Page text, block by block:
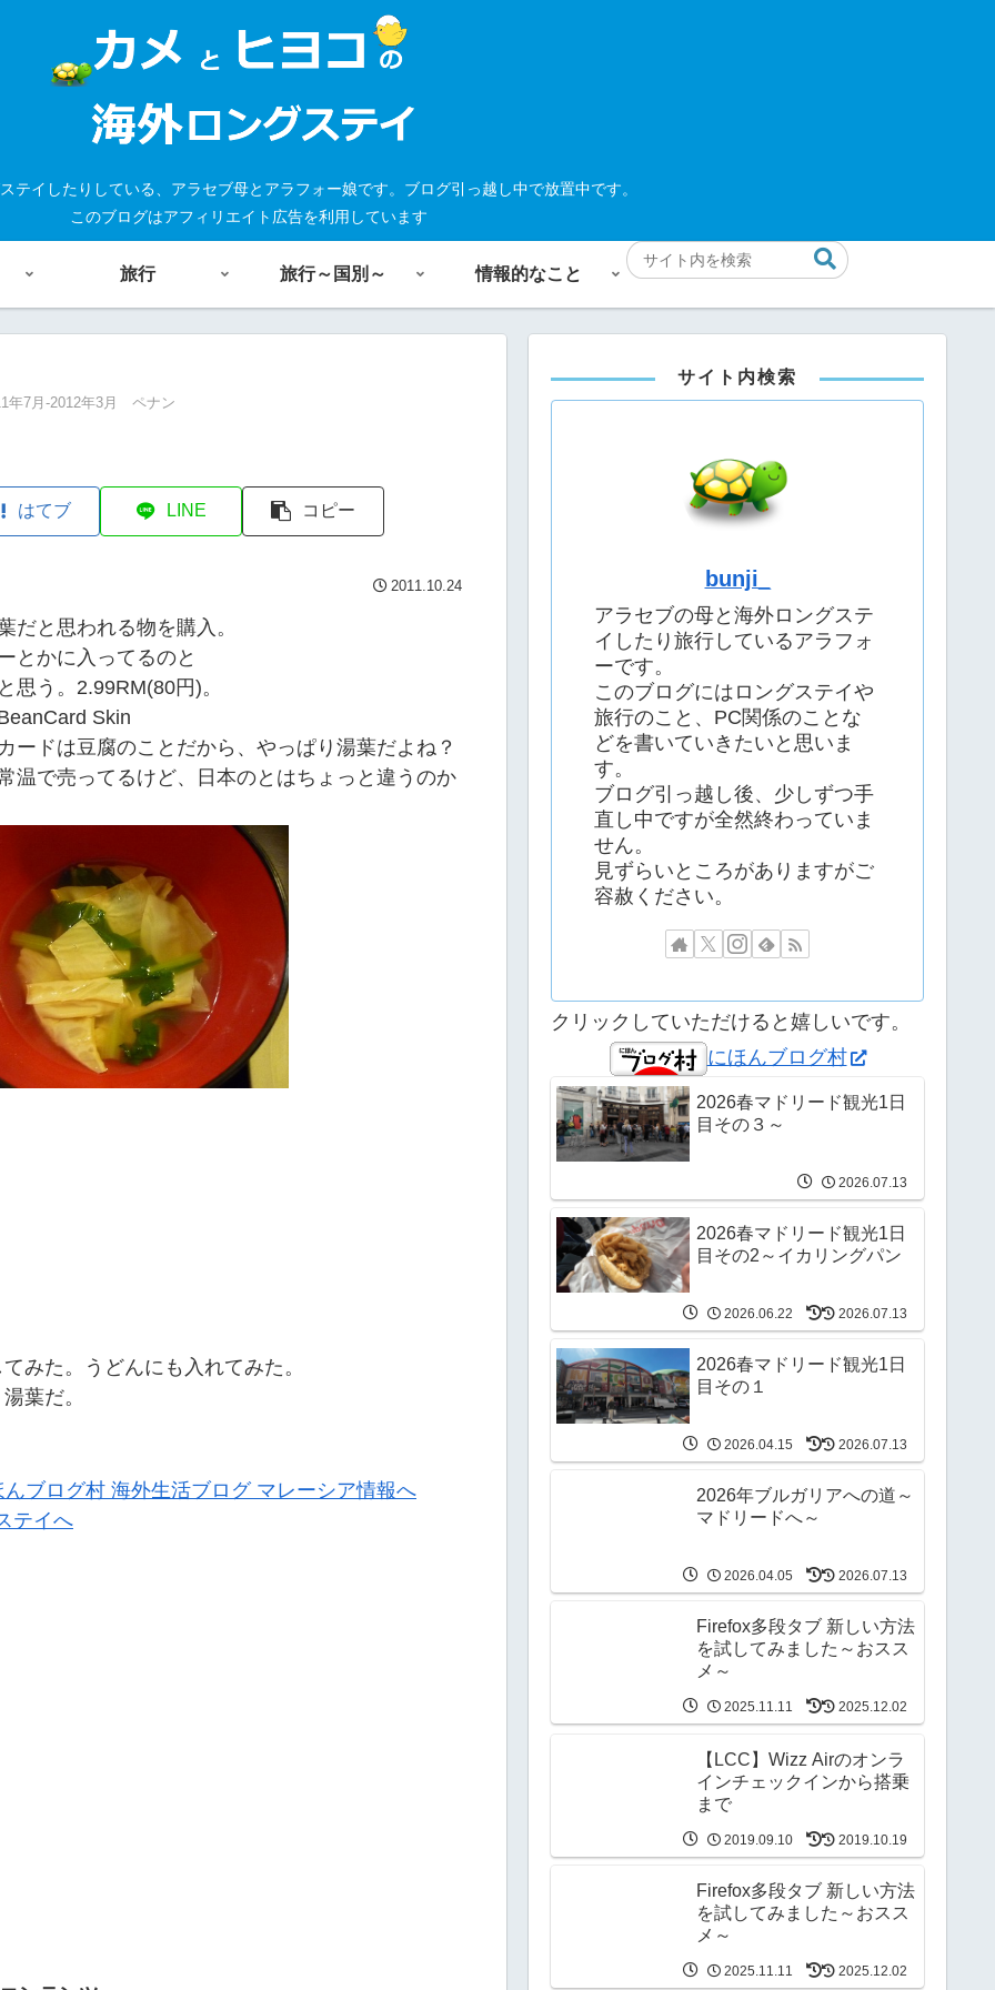
テイしたりしている、アラセブ母とアラフォー娘です。ブログ引っ越し中で放置中です。
このブログはアフィリエイト広告を利用しています
旅行 旅行～国別～ 情報的なこと
年7月-2012年3月 ペナン
はてブ LINE コピー
2011.10.24
だと思われる物を購入。
とかに入ってるのと
思う。2.99RM(80円)。
Skin
ードは豆腐のことだから、やっぱり湯葉だよね？
温で売ってるけど、日本のとはちょっと違うのか
みた。うどんにも入れてみた。
葉だ。
サイト内検索
bunji_
アラセブの母と海外ロングステ
イしたり旅行しているアラフォ
ーです。
このブログにはロングステイや
旅行のこと、PC関係のことな
どを書いていきたいと思いま
す。
ブログ引っ越し後、少しずつ手
直し中ですが全然終わっていま
せん。
見ずらいところがありますがご
容赦ください。
クリックしていただけると嬉しいです。
にほんブログ村
2026春マドリード観光1日
目その３～
2026.07.13
2026春マドリード観光1日
目その2～イカリングパン
2026.06.22 2026.07.13
2026春マドリード観光1日
目その１
2026.04.15 2026.07.13
2026年ブルガリアへの道～
マドリードへ～
2026.04.05 2026.07.13
Firefox多段タブ 新しい方法
を試してみました～おスス
メ～
2025.11.11 2025.12.02
【LCC】Wizz Airのオンラ
インチェックインから搭乗
まで
2019.09.10 2019.10.19
Firefox多段タブ 新しい方法
を試してみました～おスス
メ～
2025.11.11 2025.12.02